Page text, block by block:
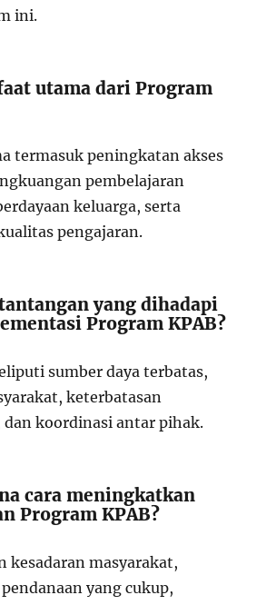
ini.
utama dari Program
termasuk peningkatan akses
pembelajaran
keluarga, serta
pengajaran.
yang dihadapi
Program KPAB?
sumber daya terbatas,
keterbatasan
dan koordinasi antar pihak.
cara meningkatkan
Program KPAB?
kesadaran masyarakat,
yang cukup,